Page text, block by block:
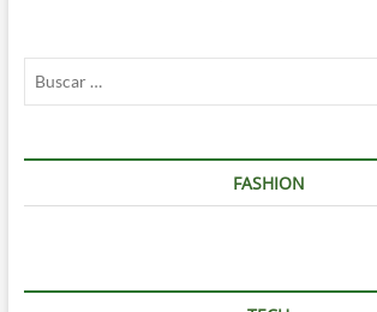
FASHION